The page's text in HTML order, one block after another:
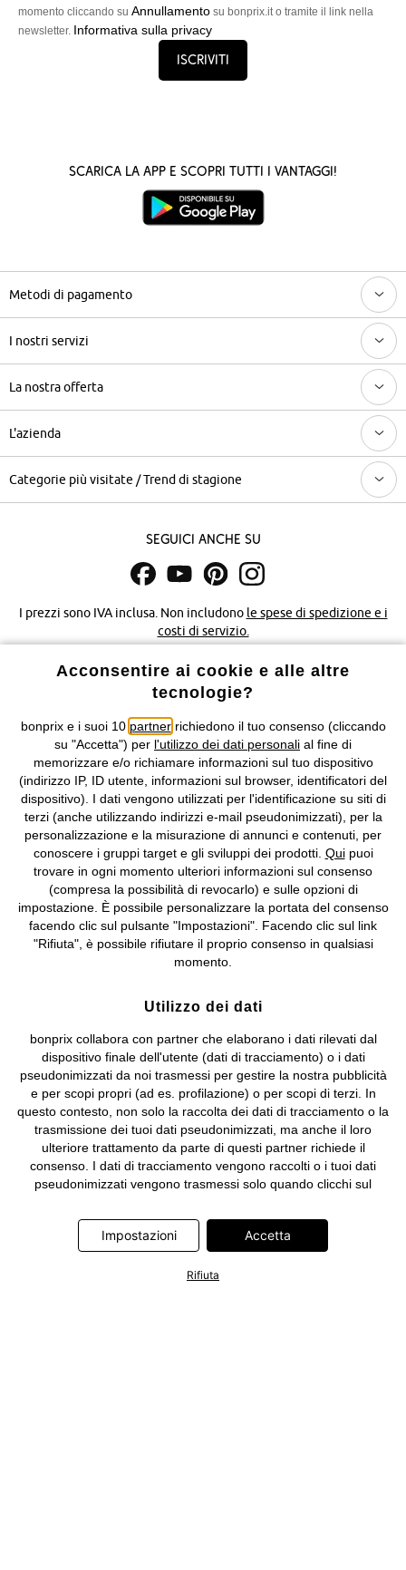
momento cliccando su Annullamento su bonprix.it o tramite il link nella
newsletter. Informativa sulla privacy
Iscriviti
Scarica la App e scopri tutti i vantaggi!
Metodi di pagamento
I nostri servizi
La nostra offerta
L'azienda
Categorie più visitate / Trend di stagione
Seguici anche su
I prezzi sono IVA inclusa. Non includono le spese di spedizione e i
costi di servizio.
Condizioni di vendita Accessibilità
Informativa privacy e cookie
Informazioni legali Diritto di recesso
©2026 bonprix.Tutti i diritti riservati.
bonprix S.r.l. con socio unico, sede legale: via Adua 33 - 13855
Valdengo (BI) C.F. 01510910027 - P.I. 01939830020, Reg. Imprese di
Biella n. 01510910027, R.E.A. BI - 171345, N. Reg. Pile:
IT09060P00000858, N. Reg. AEE: IT08020000002105 Capitale
Sociale: euro 1.000.000 i.v, Società soggetta all'attività di direzione
e coordinamento di bonprix Beteiligungs -Verwaltungsgesellschaft
mbH.
Acconsentire ai cookie e alle altre
tecnologie?
bonprix e i suoi 10 partnerrichiedono il tuo consenso (cliccando
su "Accetta") per l'utilizzo dei dati personali al fine di
memorizzare e/o richiamare informazioni sul tuo dispositivo
(indirizzo IP, ID utente, informazioni sul browser, identificatori del
dispositivo). I dati vengono utilizzati per l'identificazione su siti di
terzi (anche utilizzando indirizzi e-mail pseudonimizzati), per la
personalizzazione e la misurazione di annunci e contenuti, per
conoscere i gruppi target e gli sviluppi dei prodotti. Quipuoi
trovare in ogni momento ulteriori informazioni sul consenso
(compresa la possibilità di revocarlo) e sulle opzioni di
impostazione. È possibile personalizzare la portata del consenso
facendo clic sul pulsante "Impostazioni". Facendo clic sul link
"Rifiuta", è possibile rifiutare il proprio consenso in qualsiasi
momento.
Utilizzo dei dati
bonprix collabora con partner che elaborano i dati rilevati dal
dispositivo finale dell'utente (dati di tracciamento) o i dati
pseudonimizzati da noi trasmessi per gestire la nostra pubblicità
e per scopi propri (ad es. profilazione) o per scopi di terzi. In
questo contesto, non solo la raccolta dei dati di tracciamento o la
trasmissione dei tuoi dati pseudonimizzati, ma anche il loro
ulteriore trattamento da parte di questi partner richiede il
consenso. I dati di tracciamento vengono raccolti o i tuoi dati
pseudonimizzati vengono trasmessi solo quando clicchi sul
seguenti società: Adjust GmbH, Criteo SA, Google Ireland
Limited, Hurra Communications GmbH, ID5 Technology Ltd,
Meta Platforms Ireland Limited, Microsoft Ireland Operations
Limited, Pinterest Europe Limited, RTB-House GmbH, TikTok
Impostazioni Accetta
Rifiuta